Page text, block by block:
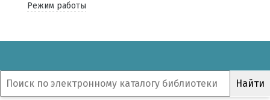
Режим работы